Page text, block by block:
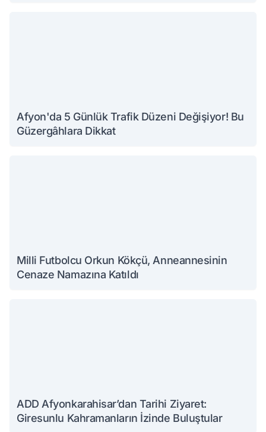
Afyon'da 5 Günlük Trafik Düzeni Değişiyor! Bu
Güzergâhlara Dikkat
Milli Futbolcu Orkun Kökçü, Anneannesinin
Cenaze Namazına Katıldı
ADD Afyonkarahisar’dan Tarihi Ziyaret:
Giresunlu Kahramanların İzinde Buluştular